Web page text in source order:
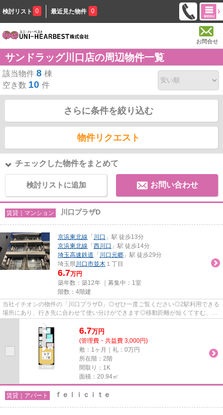
検討リスト 0 最近見た物件 0
お問合せ
サンドラッグ川口店の周辺物件一覧
該当物件 8 棟
空き数 10 件
さらに条件を絞り込む
物件リクエスト
チェックした物件をまとめて
検討リストに追加 お問い合わせ
賃貸｜マンション 川口プラザD
京浜東北線 「 川口 」駅 徒歩13分
京浜東北線 「 西川口 」駅 徒歩14分
埼玉高速鉄道 「 川口元郷 」駅 徒歩29分
埼玉県川口市並木 １丁目
6.7万円
築年数：築12年 ｜募集中： 1室
階数：4階建
当社イチオシの物件の「川口プラザD」◎ぜひ一度ご覧ください◎2駅利用できる
場所にあり、行き先に合わせて使い分けができます◎移動距離が短くてすむ、敷
6.7万円
(管理費・共益費 3,000円)
敷：1ヶ月｜礼：0万円
所在階：2階
間取り：1K
面積：20.94㎡
賃貸｜アパート ｆｅｌｉｃｉｔｅ